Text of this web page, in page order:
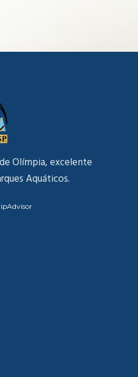
Olímpia, excelente
Aquáticos.